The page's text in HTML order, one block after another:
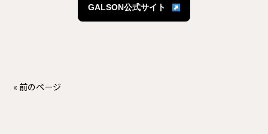
GALSON公式サイト
« 前のページ